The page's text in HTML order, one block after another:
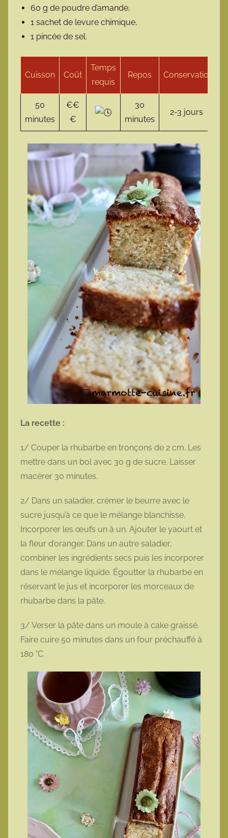
60 g de poudre d’amande,
1 sachet de levure chimique,
1 pincée de sel.
Cuisson Coût
Temps
requis
Repos Conservation
50
minutes
€€
€
30
minutes
2-3 jours
La recette :
1/ Couper la rhubarbe en tronçons de 2 cm. Les
mettre dans un bol avec 30 g de sucre. Laisser
macérer 30 minutes.
2/ Dans un saladier, crémer le beurre avec le
sucre jusqu’à ce que le mélange blanchisse.
Incorporer les œufs un à un. Ajouter le yaourt et
la fleur d’oranger. Dans un autre saladier,
combiner les ingrédients secs puis les incorporer
dans le mélange liquide. Égoutter la rhubarbe en
réservant le jus et incorporer les morceaux de
rhubarbe dans la pâte.
3/ Verser la pâte dans un moule à cake graissé.
Faire cuire 50 minutes dans un four préchauffé à
180 °C.